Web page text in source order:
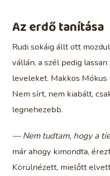
Az erdő tanítása
Rudi sokáig állt ott
vállán, a szél pedig
leveleket. Makkos
Nem sírt, nem kiabált,
legnehezebb.
— Nem tudtam, hogy a
már ahogy kimondta,
Körülnézett, mielőtt